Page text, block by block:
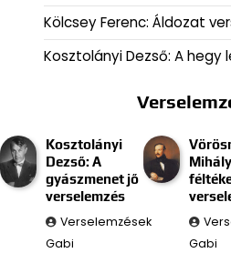
Kölcsey Ferenc: Áldozat
Kosztolányi Dezső: A hegy
Kosztolányi
Dezső: A
gyászmenet jő
verselemzés
Verselemzések
Gabi
Gabi